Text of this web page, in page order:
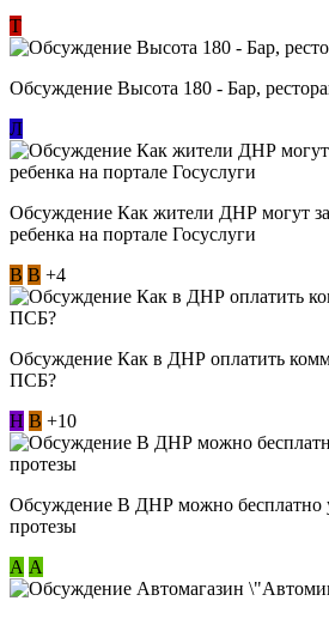
Т
Обсуждение Высота 180 - Бар,
Л
Обсуждение Как жители ДНР могут
ребенка на портале Госуслуги
В В +4
Обсуждение Как в ДНР оплатить
ПСБ?
Н В +10
Обсуждение В ДНР можно бесплатно
протезы
А А